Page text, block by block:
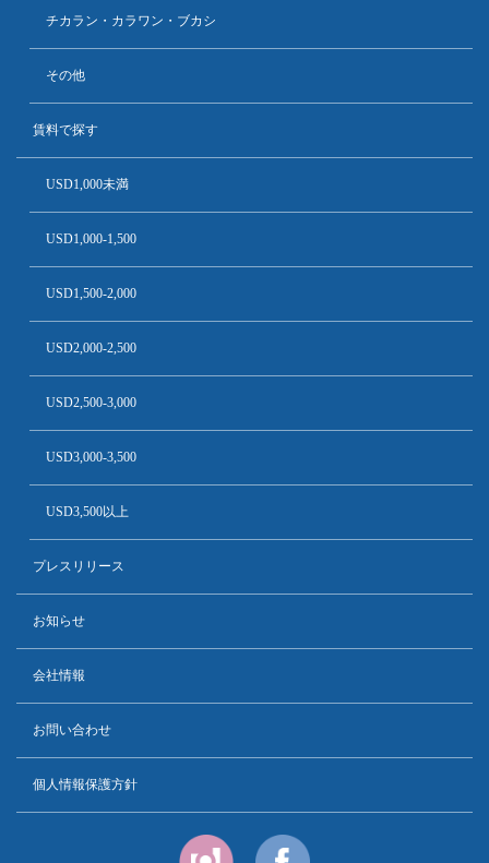
チカラン・カラワン・ブカシ
その他
賃料で探す
USD1,000未満
USD1,000-1,500
USD1,500-2,000
USD2,000-2,500
USD2,500-3,000
USD3,000-3,500
USD3,500以上
プレスリリース
お知らせ
会社情報
お問い合わせ
個人情報保護方針